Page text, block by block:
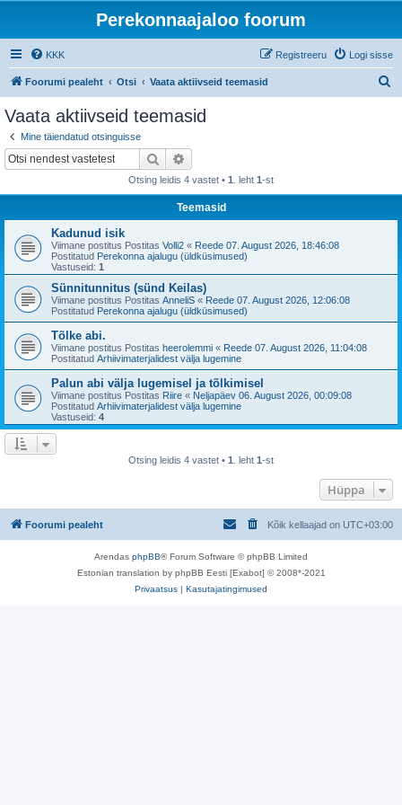
Perekonnaajaloo foorum
KKK Logi sisse
Registreeru
Foorumi pealeht Otsi Vaata aktiivseid teemasid
Vaata aktiivseid teemasid
Mine täiendatud otsinguisse
Otsi
Otsing leidis 4 vastet • 1 . leht 1-st
Teemasid
Kadunud isik
Viimane postitus Postitas Volli2 « Reede 07. August 2026, 18:46:08
Postitatud Perekonna ajalugu (üldküsimused)
Vastuseid: 1
Sünnitunnitus (sünd Keilas)
Viimane postitus Postitas AnneliS « Reede 07. August 2026, 12:06:08
Postitatud Perekonna ajalugu (üldküsimused)
Tõlke abi.
Viimane postitus Postitas heerolemmi « Reede 07. August 2026, 11:04:08
Postitatud Arhiivimaterjalidest välja lugemine
Palun abi välja lugemisel ja tõlkimisel
Viimane postitus Postitas Riire « Neljapäev 06. August 2026, 00:09:08
Postitatud Arhiivimaterjalidest välja lugemine
Vastuseid: 4
Otsing leidis 4 vastet • 1 . leht 1-st
Hüppa
Foorumi pealeht Kõik kellaajad on UTC+03:00
Arendas phpBB® Forum Software © phpBB Limited
Estonian translation by phpBB Eesti [Exabot] © 2008*-2021
Privaatsus | Kasutajatingimused